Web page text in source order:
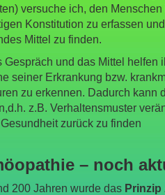
versuche ich, den
Konstitution zu erfassen
Mittel zu finden.
Gespräch und das Mittel helfen
seiner Erkrankung bzw.
zu erkennen. Dadurch kann
z.B. Verhaltensmuster
zurück zu finden
– noch
200 Jahren wurde das